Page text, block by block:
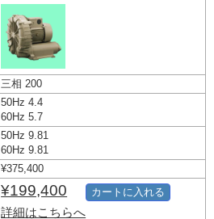
三相 200
50Hz 4.4
60Hz 5.7
50Hz 9.81
60Hz 9.81
¥375,400
¥199,400
詳細はこちらへ
カートに入れる